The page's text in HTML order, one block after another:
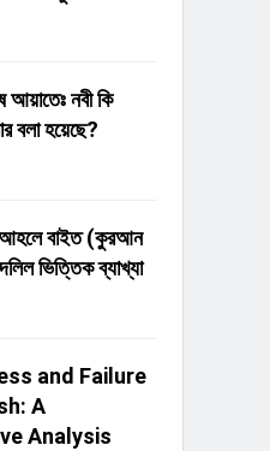
আয়াতেঃ নবী কি
বলা হয়েছে?
বাইত (কুরআন
ভিত্তিক ব্যাখ্যা
and Failure
A
Analysis